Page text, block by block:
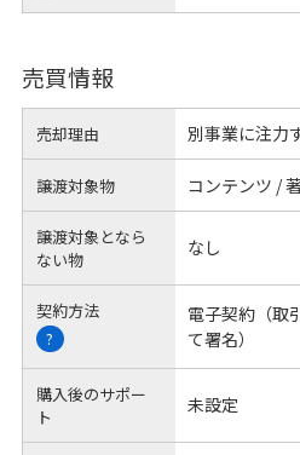
売買情報
売却理由 別事業に注力
譲渡対象物 コンテンツ /
譲渡対象となら
ない物
なし
契約方法
?
電子契約（取
て署名）
購入後のサポー
ト
未設定